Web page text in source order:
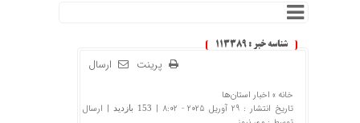
شناسه خبر : 113389
ارسال پرینت
خانه » اخبار استان‌ها
تاریخ انتشار : 29 آوریل 2025 - 8:02 |
153 بازدید
| ارسال